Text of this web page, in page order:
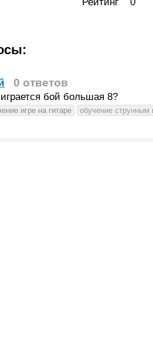
0 ответов
бой большая 8?
игре на гитаре обучение